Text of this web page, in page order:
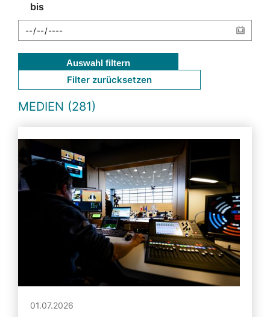
bis
Auswahl filtern
Filter zurücksetzen
MEDIEN (281)
01.07.2026